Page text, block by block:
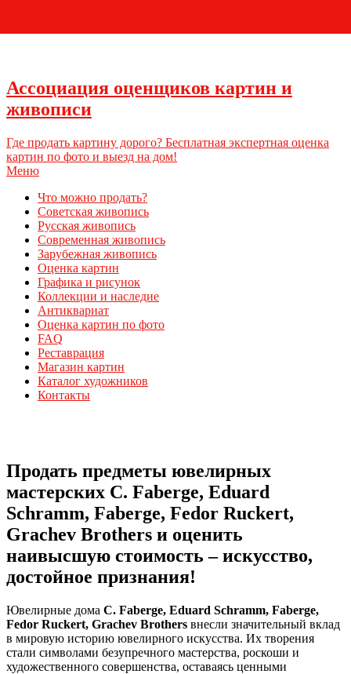
Ассоциация оценщиков картин и
живописи
Где продать картину дорого? Бесплатная экспертная оценка
картин по фото и выезд на дом!
Меню
Что можно продать?
Советская живопись
Русская живопись
Современная живопись
Зарубежная живопись
Оценка картин
Графика и рисунок
Коллекции и наследие
Антиквариат
Оценка картин по фото
FAQ
Реставрация
Магазин картин
Каталог художников
Контакты
Продать предметы ювелирных
мастерских C. Faberge, Eduard
Schramm, Faberge, Fedor Ruckert,
Grachev Brothers и оценить
наивысшую стоимость – искусство,
достойное признания!
Ювелирные дома C. Faberge, Eduard Schramm, Faberge,
Fedor Ruckert, Grachev Brothers внесли значительный вклад
в мировую историю ювелирного искусства. Их творения
стали символами безупречного мастерства, роскоши и
художественного совершенства, оставаясь ценными